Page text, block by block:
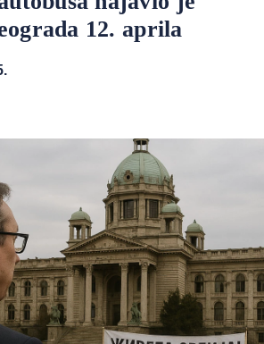
12. aprila